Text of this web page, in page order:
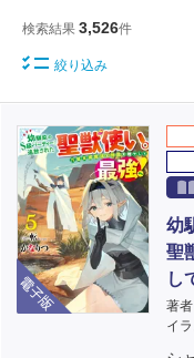
検索結果 3,526件
絞り込み
電子版
幼
聖
し
著
イ